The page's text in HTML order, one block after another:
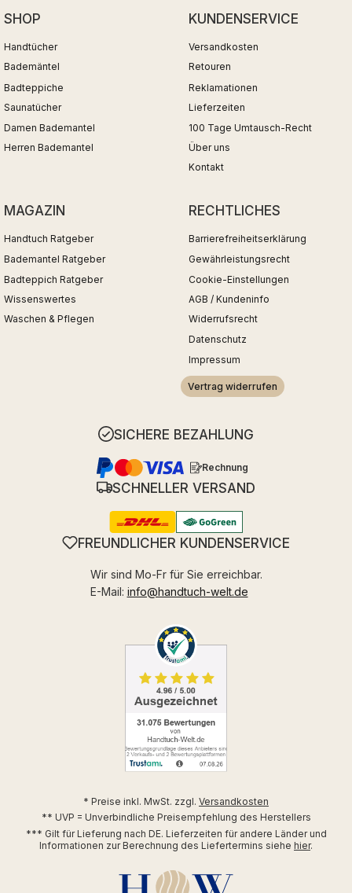
SHOP
Handtücher
Bademäntel
Badteppiche
Saunatücher
Damen Bademantel
Herren Bademantel
KUNDENSERVICE
Versandkosten
Retouren
Reklamationen
Lieferzeiten
100 Tage Umtausch-Recht
Über uns
Kontakt
MAGAZIN
Handtuch Ratgeber
Bademantel Ratgeber
Badteppich Ratgeber
Wissenswertes
Waschen & Pflegen
RECHTLICHES
Barrierefreiheitserklärung
Gewährleistungsrecht
Cookie-Einstellungen
AGB / Kundeninfo
Widerrufsrecht
Datenschutz
Impressum
Vertrag widerrufen
SICHERE BEZAHLUNG
Rechnung
SCHNELLER VERSAND
FREUNDLICHER KUNDENSERVICE
Wir sind Mo-Fr für Sie erreichbar.
E-Mail: info@handtuch-welt.de
* Preise inkl. MwSt. zzgl. Versandkosten
** UVP = Unverbindliche Preisempfehlung des Herstellers
*** Gilt für Lieferung nach DE. Lieferzeiten für andere Länder und
Informationen zur Berechnung des Liefertermins siehe hier.